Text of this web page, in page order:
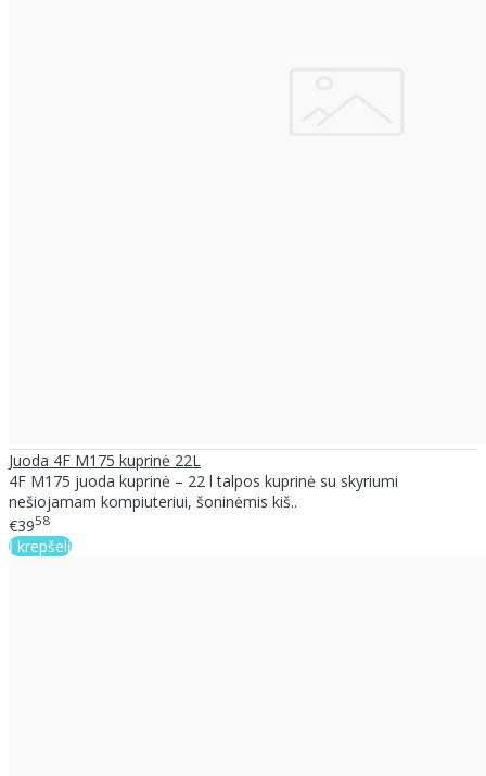
Juoda 4F M175 kuprinė 22L
4F M175 juoda kuprinė – 22 l talpos kuprinė su skyriumi
nešiojamam kompiuteriui, šoninėmis kiš..
€3958
Į krepšelį